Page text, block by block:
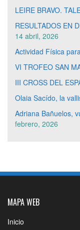
LEIRE BRAVO.
RESULTADOS EN
14 abril, 2026
Actividad Física
VI TROFEO SAN
III CROSS DEL
Olaia Sacído, la
Adriana Bañuelos,
febrero, 2026
MAPA WEB
Inicio